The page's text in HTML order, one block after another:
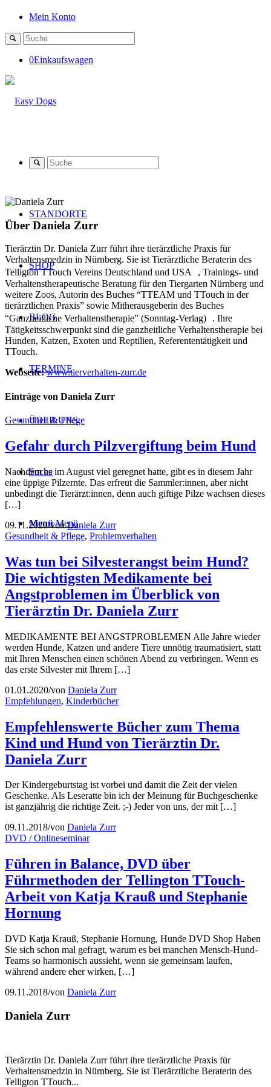
Mein Konto
0Einkaufswagen
STANDORTE
SHOP
BLOG
TERMINE
ÜBER UNS
Suche
Menü Menü
Über Daniela Zurr
Tierärztin Dr. Daniela Zurr führt ihre tierärztliche Praxis für
Verhaltensmedzin in Nürnberg. Sie ist Tierärztliche Beraterin des
Telligton TTouch Vereins Deutschland und USA , Trainings- und
Verhaltenstherapeutische Beratung für den Tiergarten Nürnberg und
weitere Zoos, Autorin des Buches “TTEAM und TTouch in der
tierärztlichen Praxis” sowie Mitherausgeberin des Buches
“Ganzheitliche Verhaltenstherapie” (Sonntag-Verlag) . Ihre
Tätigkeitsschwerpunkt sind die ganzheitliche Verhaltenstherapie bei
Hunden, Katzen, Exoten und Reptilien, Referententätigkeit und
TTouch.
Webseite: www.tierverhalten-zurr.de
Einträge von Daniela Zurr
Gesundheit & Pflege
Gefahr durch Pilzvergiftung beim Hund
Nachdem es im August viel geregnet hatte, gibt es in diesem Jahr
eine üppige Pilzernte. Das erfreut die Sammler:innen, aber nicht
unbedingt die Tierärzt:innen, denn auch giftige Pilze wachsen dieses
[…]
09.11.2023/vonDaniela Zurr
Gesundheit & Pflege, Problemverhalten
Was tun bei Silvesterangst beim Hund?
Die wichtigsten Medikamente bei
Angstproblemen im Überblick von
Tierärztin Dr. Daniela Zurr
MEDIKAMENTE BEI ANGSTPROBLEMEN Alle Jahre wieder
werden Hunde, Katzen und andere Tiere unnötig traumatisiert, statt
mit Ihren Menschen einen schönen Abend zu verbringen. Wenn es
das erste Silvester mit Ihrem […]
01.01.2020/von Daniela Zurr
Empfehlungen, Kinderbücher
Empfehlenswerte Bücher zum Thema
Kind und Hund von Tierärztin Dr.
Daniela Zurr
Der Kindergeburtstag ist vorbei und damit die Zeit der vielen
Geschenke. Als Leseratte bin ich der Meinung für Buchgeschenke
ist ganzjährig die richtige Zeit. ;-) Jeder von uns, der mit […]
09.11.2018/von Daniela Zurr
DVD / Onlineseminar
Führen in Balance, DVD über
Führmethoden der Tellington TTouch-
Arbeit von Katja Krauß und Stephanie
Hornung
DVD Katja Krauß, Stephanie Hornung, Hunde DVD Shop Haben
Sie sich schon mal gefragt, warum es bei manchen Mensch-Hund-
Teams so harmonisch aussieht, wenn sie gemeinsam laufen,
während andere eher wirken, […]
09.11.2018/von Daniela Zurr
Daniela Zurr
Tierärztin Dr. Daniela Zurr führt ihre tierärztliche Praxis für
Verhaltensmedzin in Nürnberg. Sie ist Tierärztliche Beraterin des
Telligton TTouch...